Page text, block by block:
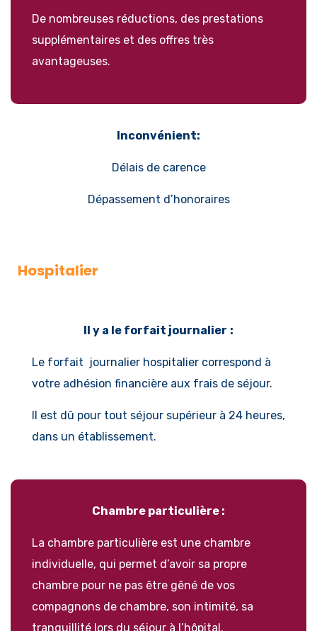
De nombreuses réductions, des prestations
supplémentaires et des offres très
avantageuses.
Inconvénient:
Délais de carence
Dépassement d’honoraires
Hospitalier
Il y a le forfait journalier :
Le forfait journalier hospitalier correspond à
votre adhésion financière aux frais de séjour.
Il est dû pour tout séjour supérieur à 24 heures,
dans un établissement.
Chambre particulière :
La chambre particulière est une chambre
individuelle, qui permet d’avoir sa propre
chambre pour ne pas être gêné de vos
compagnons de chambre, son intimité, sa
tranquillité lors du séjour à l’hôpital.